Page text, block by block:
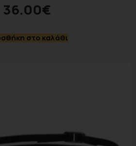
36.00€
στο καλάθι